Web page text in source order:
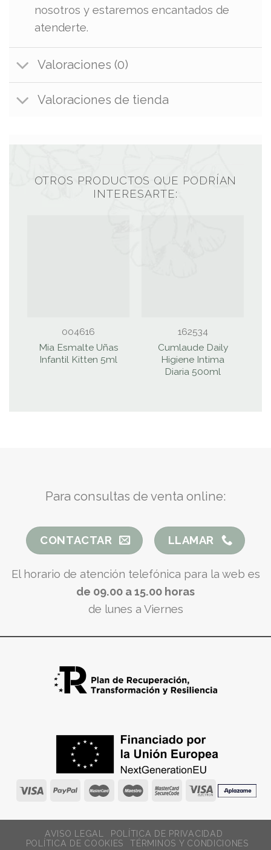
nosotros y estaremos encantados de
atenderte.
Valoraciones (0)
Valoraciones de tienda
OTROS PRODUCTOS QUE PODRÍAN
INTERESARTE:
004616
Mia Esmalte Uñas
Infantil Kitten 5ml
162534
Cumlaude Daily
Higiene Intima
Diaria 500ml
Para consultas de venta online:
CONTACTAR LLAMAR
El horario de atención telefónica para la web es
de 09.00 a 15.00 horas
de lunes a Viernes
AVISO LEGAL
POLÍTICA DE PRIVACIDAD
POLÍTICA DE COOKIES
TÉRMINOS Y CONDICIONES